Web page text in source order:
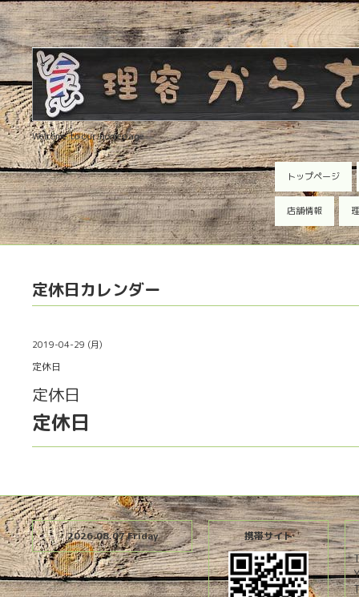
Welcome to our homepage
トップページ
店舗情報
定休日カレンダー
2019-04-29 (月)
定休日
定休日
定休日
2026.08.07 Friday 携帯サイト